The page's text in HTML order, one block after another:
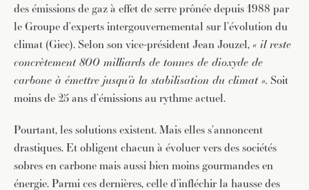
des émissions de gaz à effet de serre prônée depuis 1988 par
le Groupe d’experts intergouvernemental sur l’évolution du
climat (Giec). Selon son vice-président Jean Jouzel, « il reste
concrètement 800 milliards de tonnes de dioxyde de
carbone à émettre jusqu’à la stabilisation du climat ». Soit
moins de 25 ans d’émissions au rythme actuel.
Pourtant, les solutions existent. Mais elles s’annoncent
drastiques. Et obligent chacun à évoluer vers des sociétés
sobres en carbone mais aussi bien moins gourmandes en
énergie. Parmi ces dernières, celle d’infléchir la hausse des